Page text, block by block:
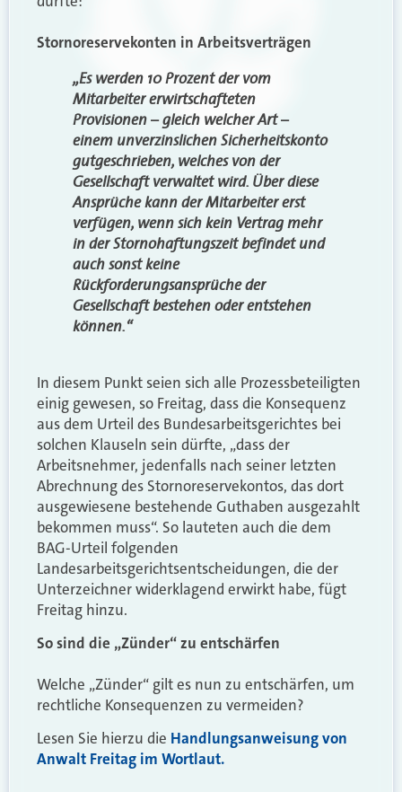
Stornoreservekonten in Arbeitsverträgen
„Es werden 10 Prozent der vom
Mitarbeiter erwirtschafteten
Provisionen – gleich welcher Art –
einem unverzinslichen Sicherheitskonto
gutgeschrieben, welches von der
Gesellschaft verwaltet wird. Über diese
Ansprüche kann der Mitarbeiter erst
verfügen, wenn sich kein Vertrag mehr
in der Stornohaftungszeit befindet und
auch sonst keine
Rückforderungsansprüche der
Gesellschaft bestehen oder entstehen
können.“
In diesem Punkt seien sich alle Prozessbeteiligten
einig gewesen, so Freitag, dass die Konsequenz
aus dem Urteil des Bundesarbeitsgerichtes bei
solchen Klauseln sein dürfte, „dass der
Arbeitsnehmer, jedenfalls nach seiner letzten
Abrechnung des Stornoreservekontos, das dort
ausgewiesene bestehende Guthaben ausgezahlt
bekommen muss“. So lauteten auch die dem
BAG-Urteil folgenden
Landesarbeitsgerichtsentscheidungen, die der
Unterzeichner widerklagend erwirkt habe, fügt
Freitag hinzu.
So sind die „Zünder“ zu entschärfen
Welche „Zünder“ gilt es nun zu entschärfen, um
rechtliche Konsequenzen zu vermeiden?
Lesen Sie hierzu die Handlungsanweisung von
Anwalt Freitag im Wortlaut.